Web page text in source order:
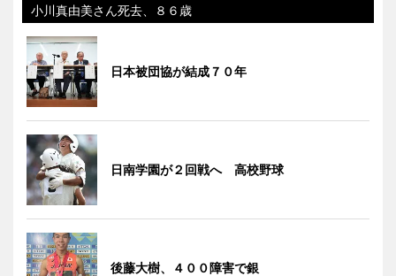
小川真由美さん死去、８６歳
日本被団協が結成７０年
日南学園が２回戦へ 高校野球
後藤大樹、４００障害で銀